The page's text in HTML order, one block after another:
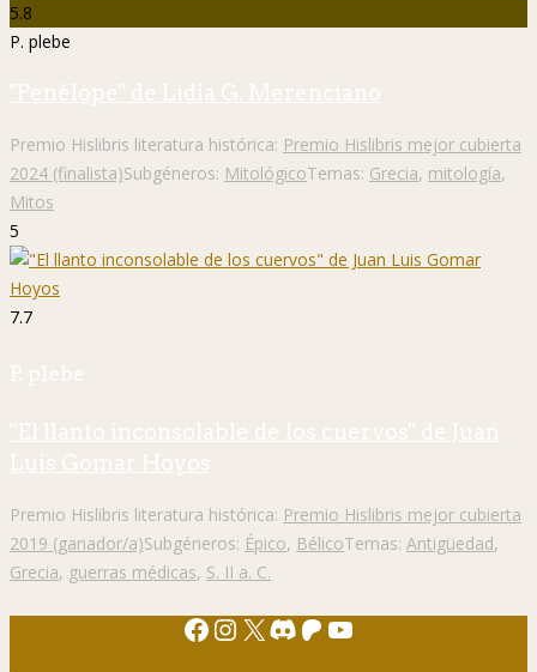
5.8
P. plebe
"Penélope" de Lidia G. Merenciano
Premio Hislibris literatura histórica: Premio Hislibris mejor cubierta
2024 (finalista)Subgéneros: MitológicoTemas: Grecia, mitología,
Mitos
5
7.7
P. plebe
"El llanto inconsolable de los cuervos" de Juan
Luis Gomar Hoyos
Premio Hislibris literatura histórica: Premio Hislibris mejor cubierta
2019 (ganador/a)Subgéneros: Épico, BélicoTemas: Antigüedad,
Grecia, guerras médicas, S. II a. C.
Facebook
Instagram
X Discord
Patreon
YouTube